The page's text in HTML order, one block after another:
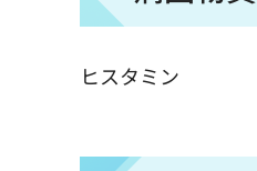
ヒスタミン